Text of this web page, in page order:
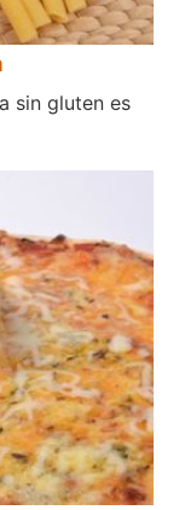
sin gluten es